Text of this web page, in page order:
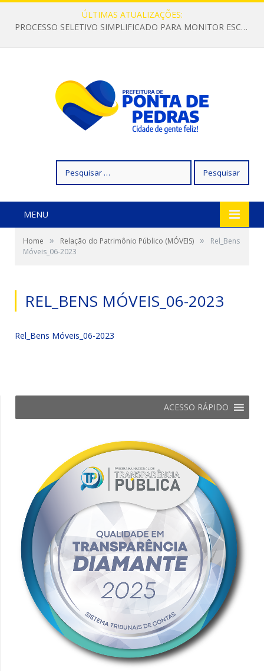
ÚLTIMAS ATUALIZAÇÕES:
PROCESSO SELETIVO SIMPLIFICADO PARA MONITOR ESCOLAR
por:
MENU
Home » Relação do Patrimônio Público (MÓVEIS) »
Rel_Bens
Móveis_06-2023
REL_BENS MÓVEIS_06-2023
Rel_Bens Móveis_06-2023
ACESSO RÁPIDO